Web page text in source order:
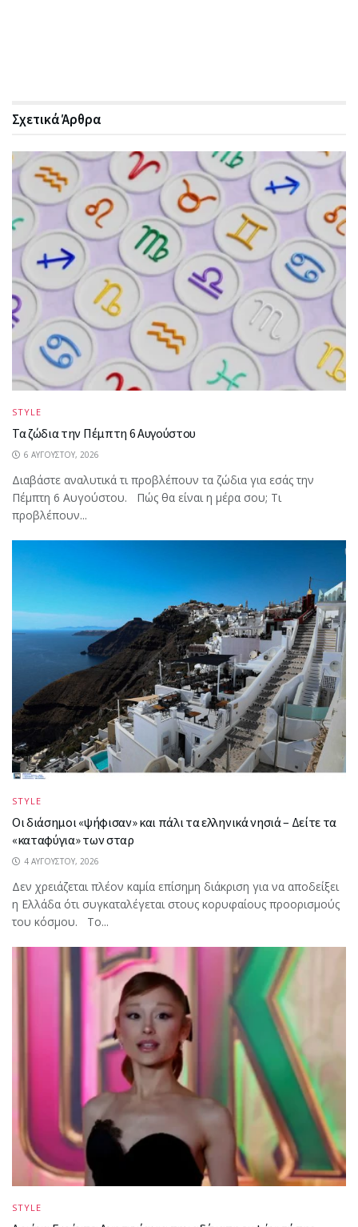
ΣχετικάΆρθρα
STYLE
Τα ζώδια την Πέμπτη 6 Αυγούστου
6 ΑΥΓΟΎΣΤΟΥ, 2026
Διαβάστε αναλυτικά τι προβλέπουν τα ζώδια για εσάς την
Πέμπτη 6 Αυγούστου. Πώς θα είναι η μέρα σου; Τι
προβλέπουν...
STYLE
Οι διάσημοι «ψήφισαν» και πάλι τα ελληνικά νησιά – Δείτε τα
«καταφύγια» των σταρ
4 ΑΥΓΟΎΣΤΟΥ, 2026
Δεν χρειάζεται πλέον καμία επίσημη διάκριση για να αποδείξει
η Ελλάδα ότι συγκαταλέγεται στους κορυφαίους προορισμούς
του κόσμου. Το...
STYLE